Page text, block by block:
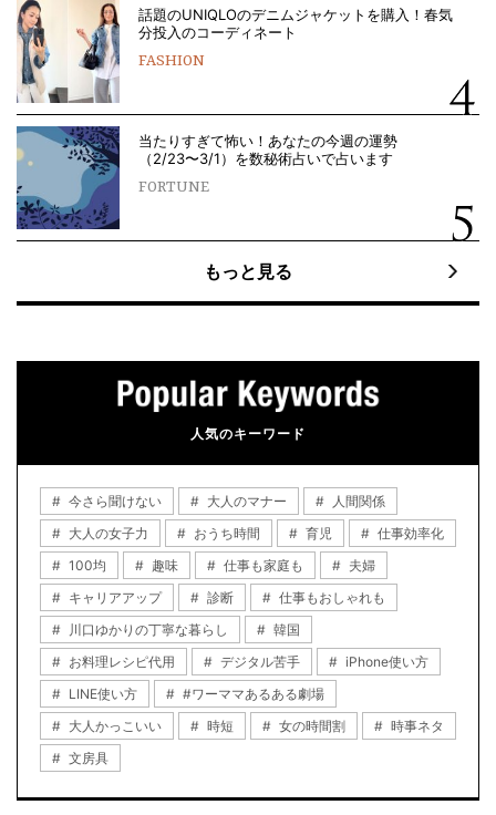
話題のUNIQLOのデニムジャケットを購入！春気
分投入のコーディネート
FASHION
当たりすぎて怖い！あなたの今週の運勢
（2/23〜3/1）を数秘術占いで占います
FORTUNE
もっと見る
人気のキーワード
今さら聞けない 大人のマナー
人間関係
大人の女子力
おうち時間 育児
仕事効率化
100均
趣味 仕事も家庭も
夫婦
キャリアアップ
診断
仕事もおしゃれも
川口ゆかりの丁寧な暮らし
韓国
お料理レシピ代用
デジタル苦手
iPhone使い方
LINE使い方
#ワーママあるある劇場
大人かっこいい
時短 女の時間割
時事ネタ
文房具